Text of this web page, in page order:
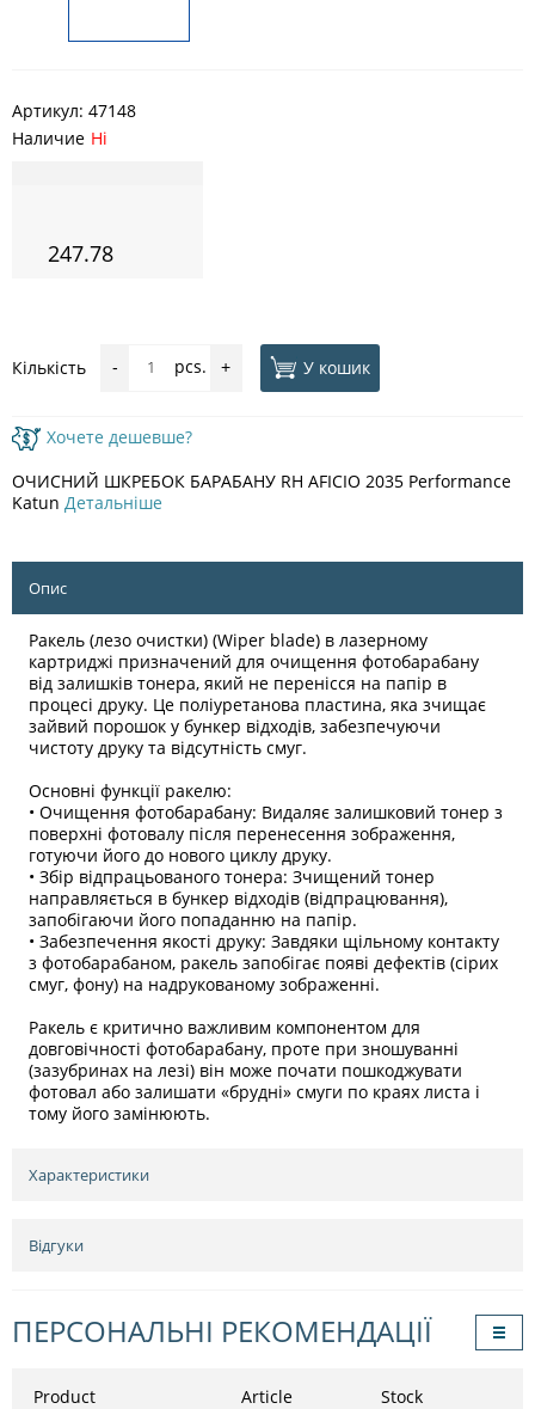
Артикул: 47148
Наличие Ні
247.78
Кількість - pcs. + У кошик
Хочете дешевше?
ОЧИСНИЙ ШКРЕБОК БАРАБАНУ RH AFICIO 2035 Performance
Katun Детальніше
Опис
Ракель (лезо очистки) (Wiper blade) в лазерному
картриджі призначений для очищення фотобарабану
від залишків тонера, який не перенісся на папір в
процесі друку. Це поліуретанова пластина, яка зчищає
зайвий порошок у бункер відходів, забезпечуючи
чистоту друку та відсутність смуг.
Основні функції ракелю:
• Очищення фотобарабану: Видаляє залишковий тонер з
поверхні фотовалу після перенесення зображення,
готуючи його до нового циклу друку.
• Збір відпрацьованого тонера: Зчищений тонер
направляється в бункер відходів (відпрацювання),
запобігаючи його попаданню на папір.
• Забезпечення якості друку: Завдяки щільному контакту
з фотобарабаном, ракель запобігає появі дефектів (сірих
смуг, фону) на надрукованому зображенні.
Ракель є критично важливим компонентом для
довговічності фотобарабану, проте при зношуванні
(зазубринах на лезі) він може почати пошкоджувати
фотовал або залишати «брудні» смуги по краях листа і
тому його замінюють.
Характеристики
Відгуки
ПЕРСОНАЛЬНІ РЕКОМЕНДАЦІЇ
Product Article Stock